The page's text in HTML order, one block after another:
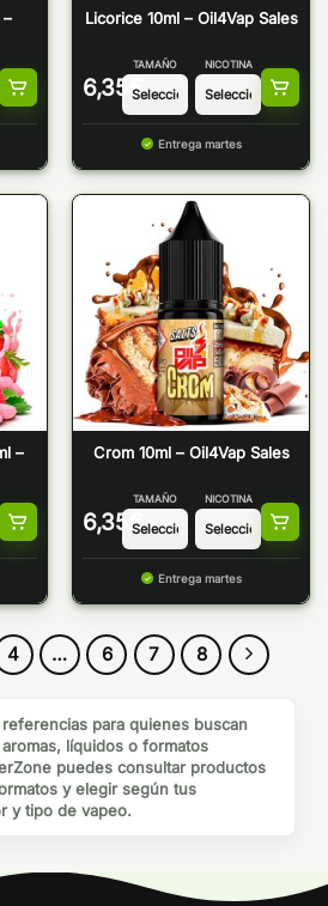
Licorice 10ml – Oil4Vap Sales
6,35 €
TAMAÑO NICOTINA
Entrega martes
–
Crom 10ml – Oil4Vap Sales
6,35 €
TAMAÑO NICOTINA
Entrega martes
4 … 6 7 8
para quienes buscan
líquidos o formatos
puedes consultar productos
y elegir según tus
y tipo de vapeo.